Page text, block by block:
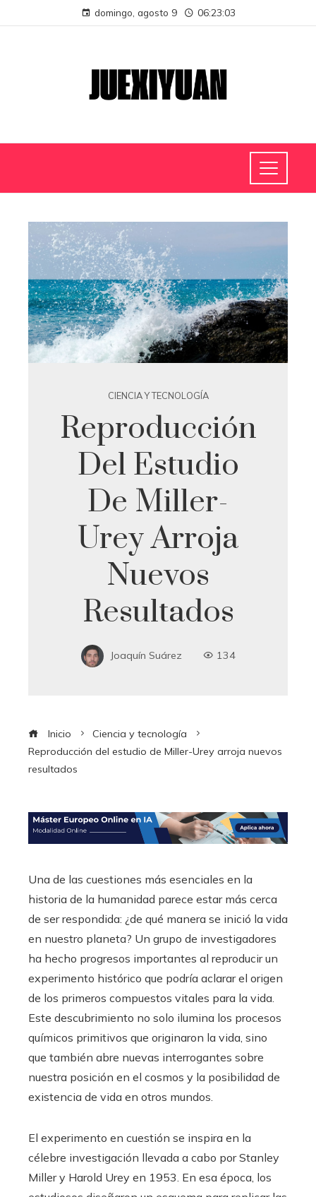
domingo, agosto 9 06:23:03
CIENCIA Y TECNOLOGÍA
Reproducción
Del Estudio
De Miller-
Urey Arroja
Nuevos
Resultados
Joaquín Suárez 134
Inicio
Ciencia y tecnología
Reproducción del estudio de Miller-Urey arroja nuevos
resultados
Una de las cuestiones más esenciales en la
historia de la humanidad parece estar más cerca
de ser respondida: ¿de qué manera se inició la vida
en nuestro planeta? Un grupo de investigadores
ha hecho progresos importantes al reproducir un
experimento histórico que podría aclarar el origen
de los primeros compuestos vitales para la vida.
Este descubrimiento no solo ilumina los procesos
químicos primitivos que originaron la vida, sino
que también abre nuevas interrogantes sobre
nuestra posición en el cosmos y la posibilidad de
existencia de vida en otros mundos.
El experimento en cuestión se inspira en la
célebre investigación llevada a cabo por Stanley
Miller y Harold Urey en 1953. En esa época, los